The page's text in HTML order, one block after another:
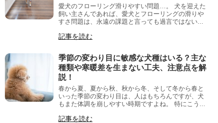
愛犬のフローリング滑りやすい問題…。 犬を迎えた
飼い主さんであれば、愛犬とフローリングの滑りや
すさ問題は、永遠の課題と言っても過言ではない...
記事を読む
季節の変わり目に敏感な犬種はいる？主な
種類や寒暖差を生まない工夫、注意点を解
説！
春から夏、夏から秋、秋から冬、そして冬から春と
いった季節の変わり目は、人はもちろんですが、犬
もまた体調を崩しやすい時期ですよね。 特にこう...
記事を読む